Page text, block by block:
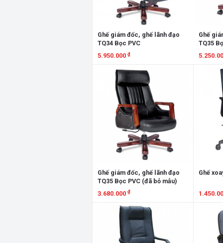
Ghế giám đốc, ghế lãnh đạo
TQ34 Bọc PVC
5.950.000 ₫
Xem chi tiết
Ghế
TQ35
Xem
Ghế giám đốc, ghế lãnh đạo
TQ35 Bọc PVC (đã bỏ mẫu)
3.680.000 ₫
Xem chi tiết
Ghế
Xem